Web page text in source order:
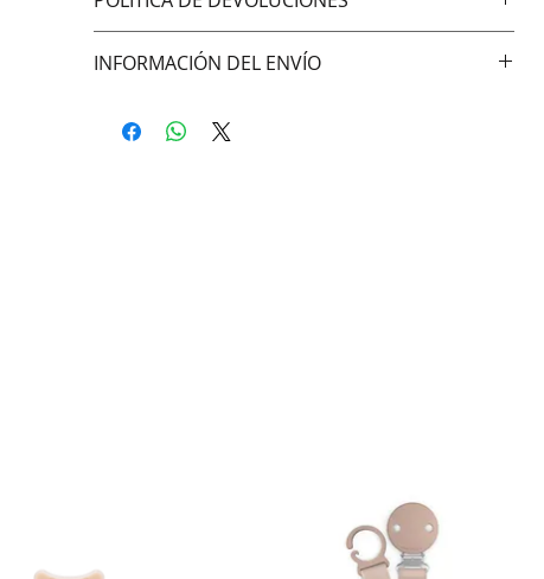
No aceptamos cambios ni devoluciones
INFORMACIÓN DEL ENVÍO
DAC (Agencia central)